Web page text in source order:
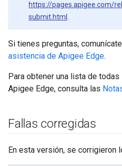
https://pages.apigee.com/
submit.html
Si tienes preguntas,
asistencia de Apigee Edge.
Para obtener una lista de
Apigee Edge, consulta las
Fallas corregidas
En esta versión, se corrigieron